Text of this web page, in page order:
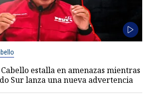
estalla en amenazas mientras
Sur lanza una nueva advertencia